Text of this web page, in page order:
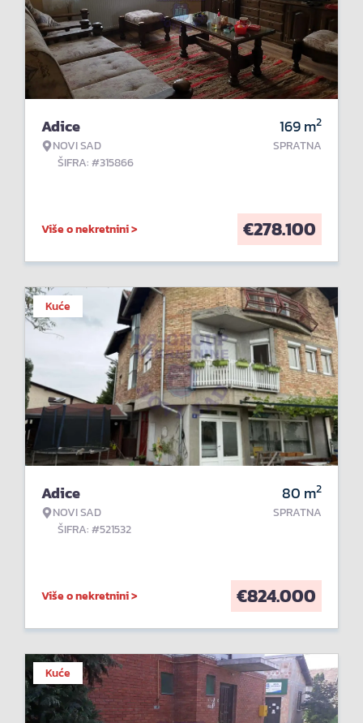
Adice
NOVI SAD
ŠIFRA: #315866
169m2
SPRATNA
Više o nekretnini > €278.100
Kuće
Adice
NOVI SAD
ŠIFRA: #521532
80 m2
SPRATNA
Više o nekretnini > €824.000
Kuće